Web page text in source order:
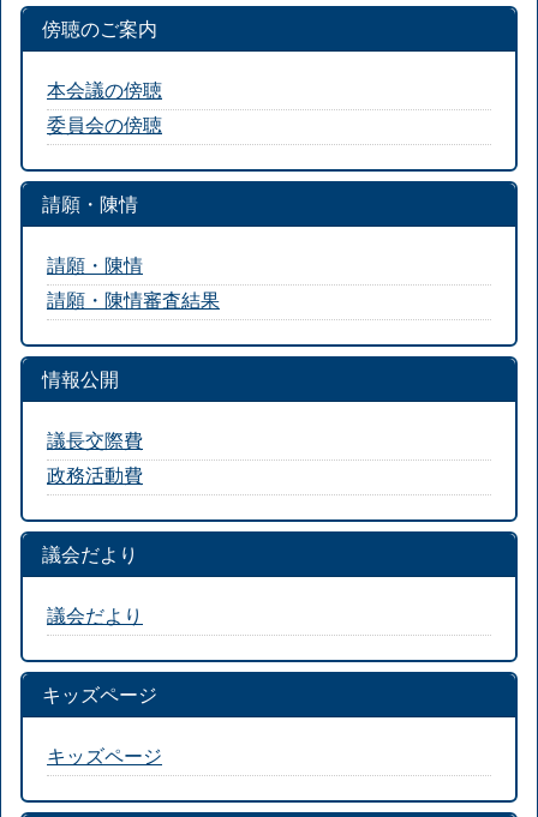
傍聴のご案内
本会議の傍聴
委員会の傍聴
請願・陳情
請願・陳情
請願・陳情審査結果
情報公開
議長交際費
政務活動費
議会だより
議会だより
キッズページ
キッズページ